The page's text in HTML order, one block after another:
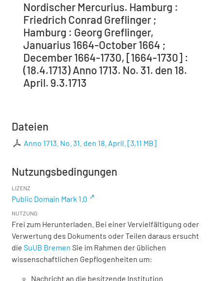
Nordischer Mercurius. Hamburg :
Friedrich Conrad Greflinger ;
Hamburg : Georg Greflinger,
Januarius 1664-October 1664 ;
December 1664-1730, [1664-1730] :
(18.4.1713) Anno 1713. No. 31. den 18.
April. 9.3.1713
Dateien
Anno 1713. No. 31. den 18. April. [3,11 MB]
Nutzungsbedingungen
LIZENZ
Public Domain Mark 1.0
NUTZUNG
Frei zum Herunterladen. Bei einer Vervielfältigung oder
Verwertung des Dokuments oder Teilen daraus ersucht
die SuUB Bremen Sie im Rahmen der üblichen
wissenschaftlichen Gepflogenheiten um:
Nachricht an die besitzende Institution